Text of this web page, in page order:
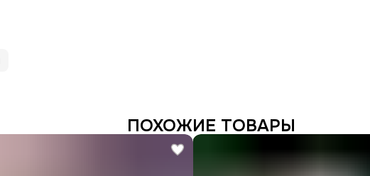
ПОХОЖИЕ ТОВАРЫ